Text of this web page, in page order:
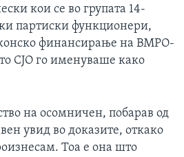
кои се во групата 14-
партиски функционери,
финансирање на ВМРО-
СЈО го именуваше како
на осомничен, побарав од
увид во доказите, откако
Тоа е она што